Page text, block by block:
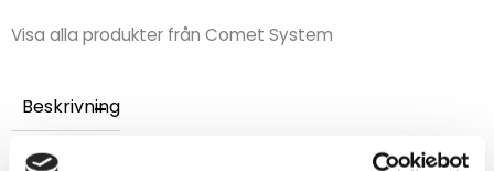
Visa alla produkter från Comet System
Beskrivning